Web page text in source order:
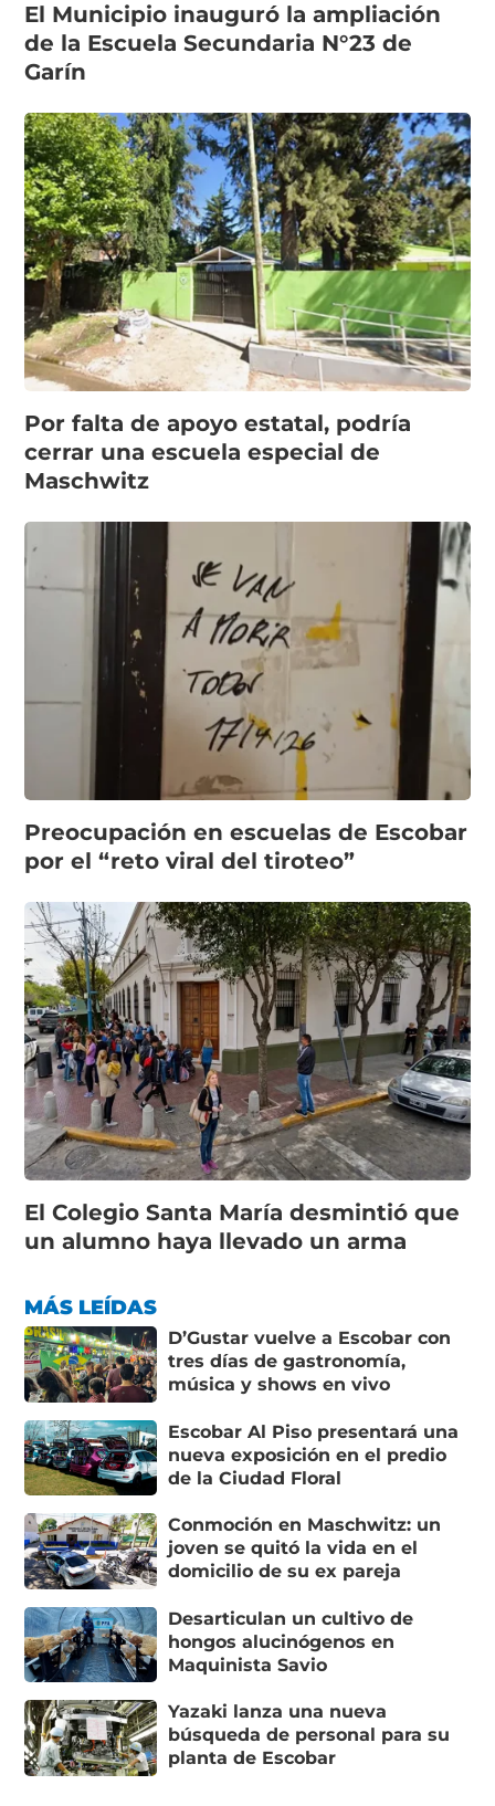
El Municipio inauguró la ampliación
de la Escuela Secundaria N°23 de
Garín
Por falta de apoyo estatal, podría
cerrar una escuela especial de
Maschwitz
Preocupación en escuelas de Escobar
por el “reto viral del tiroteo”
El Colegio Santa María desmintió que
un alumno haya llevado un arma
MÁS LEÍDAS
D’Gustar vuelve a Escobar con
tres días de gastronomía,
música y shows en vivo
Escobar Al Piso presentará una
nueva exposición en el predio
de la Ciudad Floral
Conmoción en Maschwitz: un
joven se quitó la vida en el
domicilio de su ex pareja
Desarticulan un cultivo de
hongos alucinógenos en
Maquinista Savio
Yazaki lanza una nueva
búsqueda de personal para su
planta de Escobar